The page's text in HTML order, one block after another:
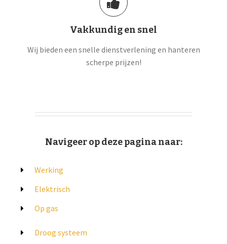
Vakkundig en snel
Wij bieden een snelle dienstverlening en hanteren
scherpe prijzen!
Navigeer op deze pagina naar:
Werking
Elektrisch
Op gas
Droog systeem